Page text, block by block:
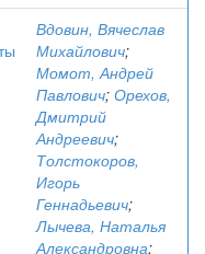
Вдовин, Вячеслав
Михайлович;
Момот, Андрей
Павлович; Орехов,
Дмитрий
Андреевич;
Толстокоров,
Игорь
Геннадьевич;
Лычева, Наталья
Александровна;